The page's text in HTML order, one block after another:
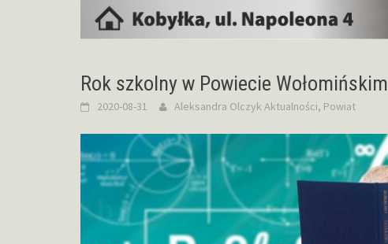
Rok szkolny w Powiecie Wołomińskim
2020-08-31 Aleksandra Olczyk Aktualności, Powiat